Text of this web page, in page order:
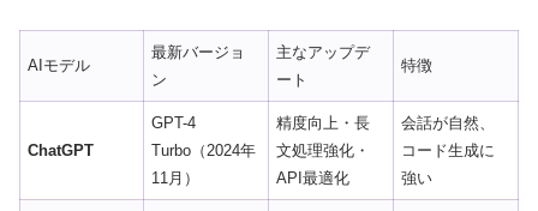
AIモデル
最新バージョ
ン
主なアップデ
ート
特徴
ChatGPT
GPT-4
Turbo（2024年
11月）
精度向上・長
文処理強化・
API最適化
会話が自然、
コード生成に
強い